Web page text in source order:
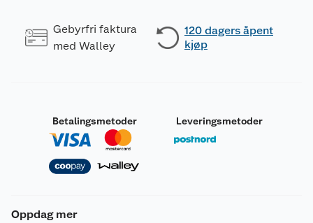
Gebyrfri faktura
med Walley
120 dagers åpent
kjøp
Betalingsmetoder Leveringsmetoder
Oppdag mer